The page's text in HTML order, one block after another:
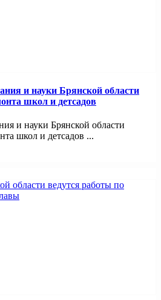
и науки Брянской области
школ и детсадов
и науки Брянской области
школ и детсадов ...